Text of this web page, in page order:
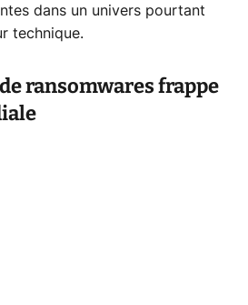
dans un univers pourtant
technique.
ransomwares frappe